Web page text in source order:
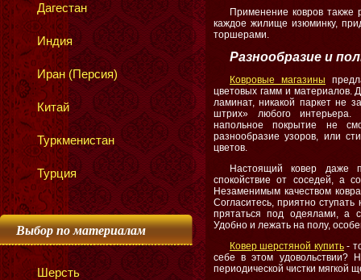
Дагестан
Индия
Иран (Персия)
Китай
Туркменистан
Турция
Выбор по материалам
Шерсть
Применение ковров
каждое жилище изюминку,
торшерами.
Разнообразие и
Ковровые магазины
цветовых гамм и материалов.
ламинат, никакой паркет не
штрих» любого
напольное покрытие не
разнообразие узоров, или
цветов.
Настоящий ковер даже
спокойствие от соседей, а
Незаменимым качеством
Согласитесь, приятно
прятаться под одеялами, а
Удобно и лежать на полу,
Ковер шерстяной купить-
себе в этом удовольствии?
периодической чистки мягкой